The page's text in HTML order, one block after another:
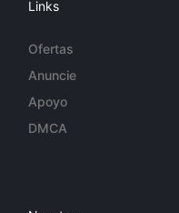
Links
Ofertas
Anuncie
Apoyo
DMCA